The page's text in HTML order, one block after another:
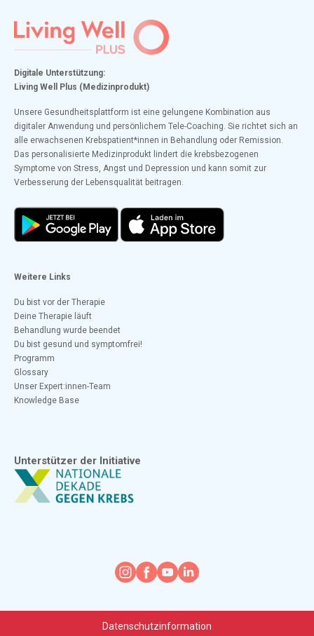
Digitale Unterstützung:
Living Well Plus (Medizinprodukt)
Unsere Gesundheitsplattform ist eine gelungene Kombination aus
digitaler Anwendung und persönlichem Tele-Coaching. Sie richtet sich an
alle erwachsenen Krebspatient*innen in Behandlung oder Remission.
Das personalisierte Medizinprodukt lindert die krebsbezogenen
Symptome von Stress, Angst und Depression und kann somit zur
Verbesserung der Lebensqualität beitragen.
Weitere Links
Du bist vor der Therapie
Deine Therapie läuft
Behandlung wurde beendet
Du bist gesund und symptomfrei!
Programm
Glossary
Unser Expert:innen-Team
Knowledge Base
Unterstützer der Initiative
Datenschutzinformation